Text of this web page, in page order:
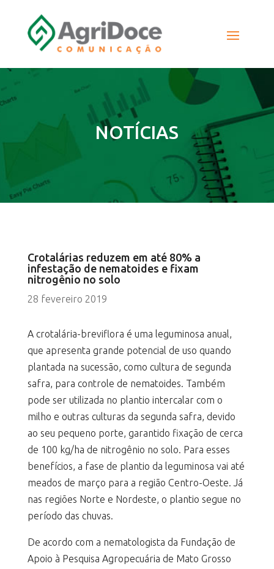
NOTÍCIAS
Crotalárias reduzem em até 80% a
infestação de nematoides e fixam
nitrogênio no solo
28 fevereiro 2019
A crotalária-breviflora é uma leguminosa anual,
que apresenta grande potencial de uso quando
plantada na sucessão, como cultura de segunda
safra, para controle de nematoides. Também
pode ser utilizada no plantio intercalar com o
milho e outras culturas da segunda safra, devido
ao seu pequeno porte, garantido fixação de cerca
de 100 kg/ha de nitrogênio no solo. Para esses
benefícios, a fase de plantio da leguminosa vai até
meados de março para a região Centro-Oeste. Já
nas regiões Norte e Nordeste, o plantio segue no
período das chuvas.
De acordo com a nematologista da Fundação de
Apoio à Pesquisa Agropecuária de Mato Grosso